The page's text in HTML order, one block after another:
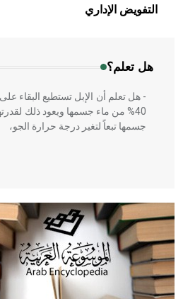
التفويض الإداري
هل تعلم؟
بالعمارة الإسلامية في بلاد
المعمار على بناء مداميكه وخاصة في
- هل تعلم أن الإبل تستطيع البقاء
40% من ماء جسمها ويعود ذلك
جسمها تبعاً لتغير درجة حرارة الجو،
- هل تعلم أن أبقراط كتب في
الحكم، الأدلة، تنظيم التغذية،
له الفضل بأنه حرر الطب من الدين